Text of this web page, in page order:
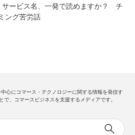
サービス名、一発で読めますか？ チ
ング苦労話
中心にコマース・テクノロジーに関する情報を発信す
で、コマースビジネスを支援するメディアです。